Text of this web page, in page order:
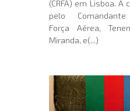
(CRFA) em Lisboa.
pelo
Força Aérea,
Miranda, e(...)